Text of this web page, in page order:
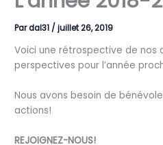
Pardal31 /juillet 26, 2019
Voici une rétrospective de
perspectives pour l’année
Nous avons besoin de
actions!
REJOIGNEZ-NOUS!